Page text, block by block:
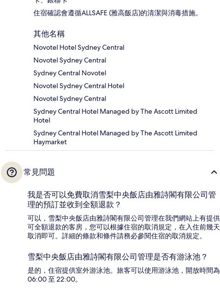
住宿確認會遵循ALLSAFE (雅高飯店)的清潔與消毒措施。
其他名稱
Novotel Hotel Sydney Central
Novotel Sydney Central
Sydney Central Novotel
Novotel Sydney Central Hotel
Novotel Sydney Central
Sydney Central Hotel Managed by The Ascott Limited
Hotel
Sydney Central Hotel Managed by The Ascott Limited
Haymarket
常見問題
我是否可以免費取消雪梨中央飯店由雅詩閣有限公司管
理的預訂並收到全額退款？
可以，雪梨中央飯店由雅詩閣有限公司管理在我們網站上有提供
可全額退款的客房，您可以根據住宿的取消規定，在入住前幾天
取消即可。詳細的條款和條件請務必參閱住宿的取消規定。
雪梨中央飯店由雅詩閣有限公司管理是否有游泳池？
是的，住宿提供室外游泳池。旅客可以使用游泳池，開放時間為
06:00 至 22:00。